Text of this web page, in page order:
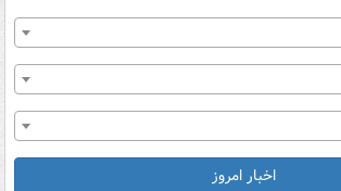
اخبار امروز